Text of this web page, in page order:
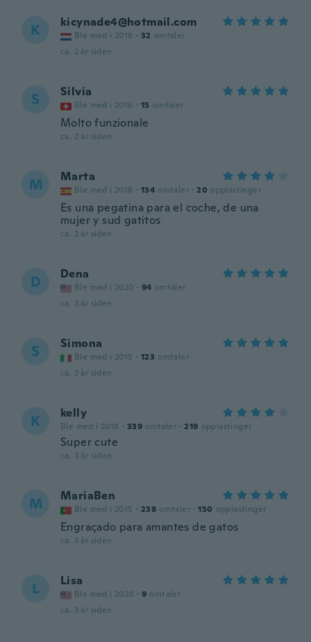
K kicynade4@hotmail.com
Ble med i 2018 · 32 omtaler
ca. 2 år siden
S Silvia
Ble med i 2016 · 15 omtaler
Molto funzionale
ca. 2 år siden
M Marta
Ble med i 2018 · 134 omtaler · 20 opplastinger
Es una pegatina para el coche, de una
mujer y sud gatitos
ca. 2 år siden
D Dena
Ble med i 2020 · 94 omtaler
ca. 3 år siden
S Simona
Ble med i 2015 · 123 omtaler
ca. 3 år siden
K kelly
Ble med i 2018 · 339 omtaler · 219 opplastinger
Super cute
ca. 3 år siden
M MariaBen
Ble med i 2015 · 238 omtaler · 150 opplastinger
Engraçado para amantes de gatos
ca. 3 år siden
L Lisa
Ble med i 2020 · 9 omtaler
ca. 3 år siden